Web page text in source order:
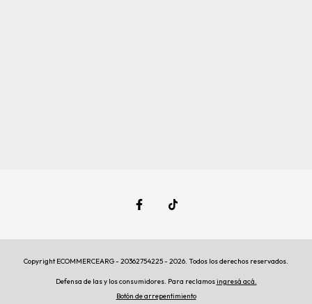
Copyright ECOMMERCEARG - 20362754225 - 2026. Todos los derechos reservados.
Defensa de las y los consumidores. Para reclamosingresá acá.
Botón de arrepentimiento